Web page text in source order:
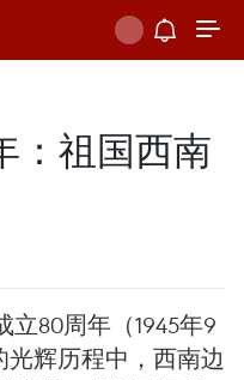
：祖国西南
80周年（1945年9
光辉历程中，西南边